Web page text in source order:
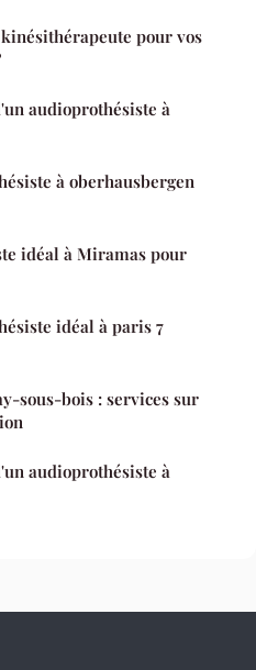
pour vos
audioprothésiste à
à oberhausbergen
idéal à Miramas pour
idéal à paris 7
sous-bois : services sur
audioprothésiste à